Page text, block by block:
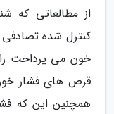
از مطالعاتی که
خون می پرداخت را
قرص های فشار خون
همچنین این که